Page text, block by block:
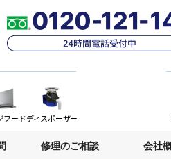
フードディスポーザー
修理のご相談 会社